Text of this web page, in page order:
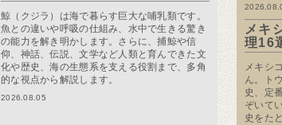
鯨（クジラ）は海で暮らす巨大な哺乳類です。
魚との違いや呼吸の仕組み、水中で生きる驚き
の能力を解き明かします。さらに、捕鯨や信
仰、神話、伝説、文学など人類と育んできた文
化や歴史、海の生態系を支える役割まで、多角
的な視点から解説します。
2026.08.05
メキ
理16
メキシ
ん。ト
史、定
ぞいて
史をた